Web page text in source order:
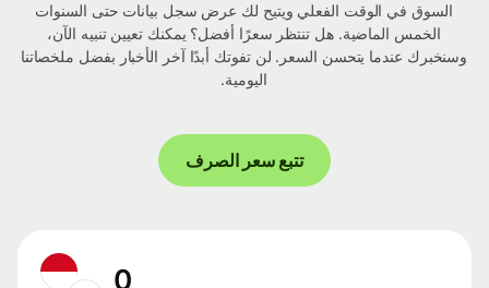
السوق في الوقت الفعلي ويتيح لك عرض سجل بيانات حتى السنوات
الخمس الماضية. هل تنتظر سعرًا أفضل؟ يمكنك تعيين تنبيه الآن،
وسنخبرك عندما يتحسن السعر. لن تفوتك أبدًا آخر الأخبار بفضل ملخصاتنا
اليومية.
تتبع سعر الصرف